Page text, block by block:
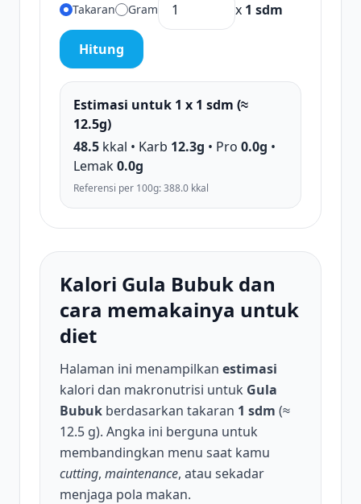
Takaran Gram x 1 sdm
Hitung
Estimasi untuk 1 x 1 sdm (≈
12.5g)
48.5 kkal • Karb 12.3g • Pro 0.0g •
Lemak0.0g
Referensi per 100g: 388.0 kkal
Kalori Gula Bubuk dan
cara memakainya untuk
diet
Halaman ini menampilkan estimasi
kalori dan makronutrisi untuk Gula
Bubuk berdasarkan takaran 1 sdm (≈
12.5 g). Angka ini berguna untuk
membandingkan menu saat kamu
cutting, maintenance, atau sekadar
menjaga pola makan.